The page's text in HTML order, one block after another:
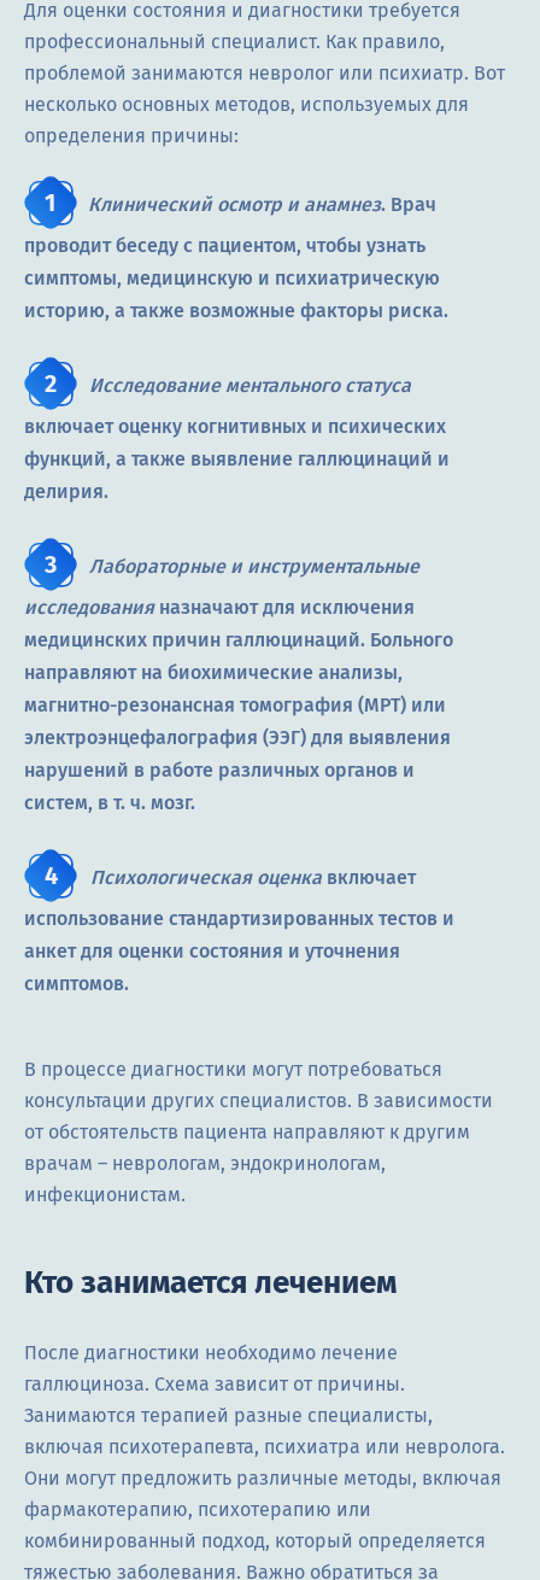
Для оценки состояния и диагностики требуется
профессиональный специалист. Как правило,
проблемой занимаются невролог или психиатр. Вот
несколько основных методов, используемых для
определения причины:
Клинический осмотр и анамнез. Врач
проводит беседу с пациентом, чтобы узнать
симптомы, медицинскую и психиатрическую
историю, а также возможные факторы риска.
Исследование ментального статуса
включает оценку когнитивных и психических
функций, а также выявление галлюцинаций и
делирия.
Лабораторные и инструментальные
исследованияназначают для исключения
медицинских причин галлюцинаций. Больного
направляют на биохимические анализы,
магнитно-резонансная томография (МРТ) или
электроэнцефалография (ЭЭГ) для выявления
нарушений в работе различных органов и
систем, в т. ч. мозг.
Психологическая оценка включает
использование стандартизированных тестов и
анкет для оценки состояния и уточнения
симптомов.
В процессе диагностики могут потребоваться
консультации других специалистов. В зависимости
от обстоятельств пациента направляют к другим
врачам – неврологам, эндокринологам,
инфекционистам.
Кто занимается лечением
После диагностики необходимо лечение
галлюциноза. Схема зависит от причины.
Занимаются терапией разные специалисты,
включая психотерапевта, психиатра или невролога.
Они могут предложить различные методы, включая
фармакотерапию, психотерапию или
комбинированный подход, который определяется
тяжестью заболевания. Важно обратиться за